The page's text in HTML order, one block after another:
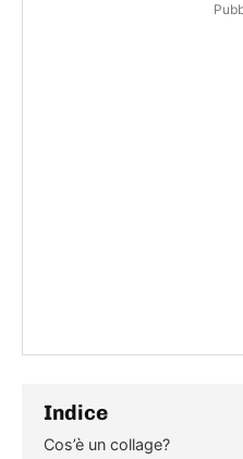
Indice
Cos’è un collage?